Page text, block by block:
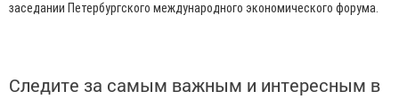
заседании Петербургского международного экономического форума.
Следите за самым важным и интересным в